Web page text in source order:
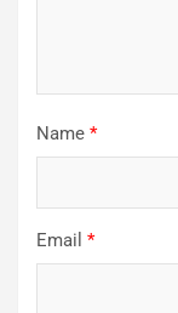
Name *
Email *